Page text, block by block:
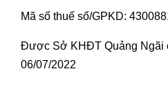
Mã số thuế số/GPKD:
Được Sở KHĐT Quảng Ngãi
06/07/2022